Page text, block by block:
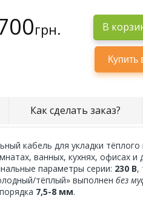
грн. В
Как сделать заказ?
кабель для укладки
ванных, кухнях, офисах и
параметры серии: 230 В,
тёплый» выполнен без
7,5-8 мм.